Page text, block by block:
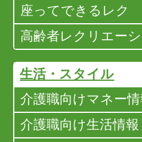
座ってできるレク
高齢者レクリエー
生活・スタイル
介護職向けマネー情
介護職向け生活情報